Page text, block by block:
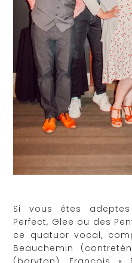
Si vous êtes
Perfect, Glee ou des
ce quatuor vocal,
Beauchemin